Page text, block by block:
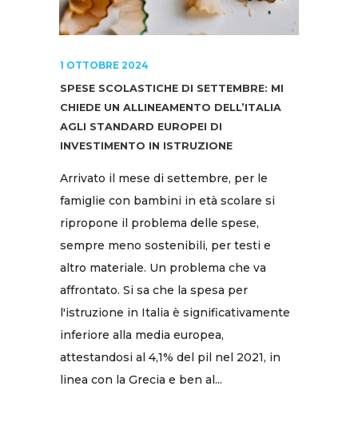
1 OTTOBRE 2024
SPESE SCOLASTICHE DI SETTEMBRE: MI
CHIEDE UN ALLINEAMENTO DELL’ITALIA
AGLI STANDARD EUROPEI DI
INVESTIMENTO IN ISTRUZIONE
Arrivato il mese di settembre, per le
famiglie con bambini in età scolare si
ripropone il problema delle spese,
sempre meno sostenibili, per testi e
altro materiale. Un problema che va
affrontato. Si sa che la spesa per
l'istruzione in Italia è significativamente
inferiore alla media europea,
attestandosi al 4,1% del pil nel 2021, in
linea con la Grecia e ben al...